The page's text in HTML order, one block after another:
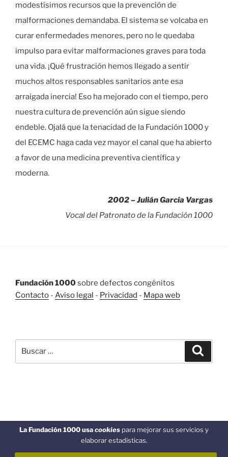
modestísimos recursos que la prevención de
malformaciones demandaba. El sistema se volcaba en
curar enfermedades menores, pero no le quedaba
impulso para evitar malformaciones graves para toda
una vida. ¡Qué frustración hemos llegado a sentir
muchos altos responsables sanitarios ante esa
arraigada inercia! Eso ha mejorado con el tiempo, pero
nuestra cultura de prevención aún sigue siendo
endeble. Ojalá que la tenacidad de la Fundación 1000 y
del ECEMC haga cada vez mayor el canal que ha abierto
a favor de una medicina preventiva científica y
moderna.
2002 – Julián García Vargas
Vocal del Patronato de la Fundación 1000
Fundación 1000sobre defectos congénitos
Contacto - Aviso legal - Privacidad - Mapa web
BUSCAR
por:
La Fundación 1000 usacookies para mejorar sus servicios y
elaborar estadísticas.